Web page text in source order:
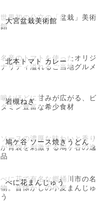
大宮盆栽美術館
世界初の公立の「盆栽」美術
館
北本トマト カレー
名産のトマトを使ったオリジ
ナリティ溢れるご当地グルメ
岩槻ねぎ
噛むほどに甘みが広がる、ビ
タミン豊富な希少食材
鳩ケ谷 ソース焼きうどん
ソースの濃厚な味わいと香り
が胃袋を刺激する鳩ヶ谷の逸
品
べに花まんじゅう
べに花で有名な郷桶川市の名
物。昔懐かしの小麦まんじゅ
う